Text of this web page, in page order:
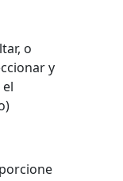
o
y